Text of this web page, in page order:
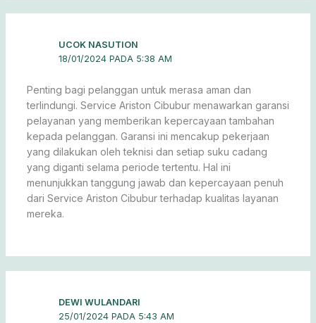
UCOK NASUTION
18/01/2024 PADA 5:38 AM
Penting bagi pelanggan untuk merasa aman dan
terlindungi. Service Ariston Cibubur menawarkan garansi
pelayanan yang memberikan kepercayaan tambahan
kepada pelanggan. Garansi ini mencakup pekerjaan
yang dilakukan oleh teknisi dan setiap suku cadang
yang diganti selama periode tertentu. Hal ini
menunjukkan tanggung jawab dan kepercayaan penuh
dari Service Ariston Cibubur terhadap kualitas layanan
mereka.
DEWI WULANDARI
25/01/2024 PADA 5:43 AM